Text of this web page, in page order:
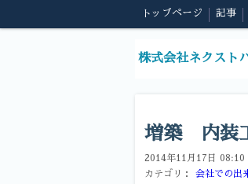
トップページ 記事
株式会社ネクスト
増築 内装
2014年11月17日 08:10
カテゴリ：
会社での出